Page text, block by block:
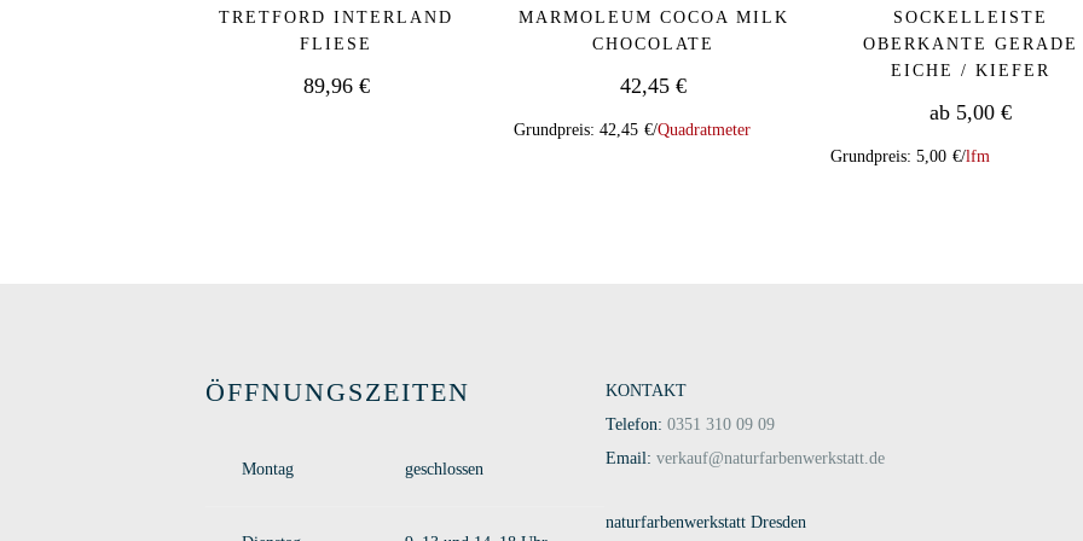
TRETFORD INTERLAND
FLIESE
89,96 €
Dieses Produkt weist mehrere Varianten auf. Die Optionen können auf der
MARMOLEUM COCOA MILK
CHOCOLATE
42,45 €
Grundpreis: 42,45 €/Quadratmeter
SOCKELLEISTE
OBERKANTE GERADE
EICHE / KIEFER
ab 5,00 €
Grundpreis: 5,00 €/lfm
ÖFFNUNGSZEITEN
Montag geschlossen
KONTAKT
Telefon: 0351 310 09 09
Email: verkauf@naturfarbenwerkstatt.de
naturfarbenwerkstatt Dresden